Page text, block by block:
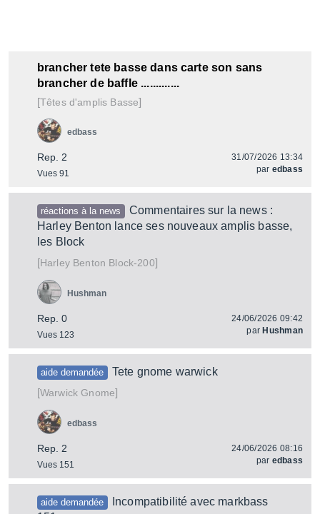
brancher tete basse dans carte son sans
brancher de baffle .............
[Têtes d'amplis Basse]
Rep. 2
Vues 91
edbass
31/07/2026 13:34
par edbass
réactions à la news
Commentaires sur la news :
Harley Benton lance ses nouveaux amplis basse,
les Block
[Harley Benton Block-200]
Rep. 0
Vues 123
Hushman
24/06/2026 09:42
par Hushman
aide demandée
Tete gnome warwick
[Warwick Gnome]
Rep. 2
Vues 151
edbass
24/06/2026 08:16
par edbass
aide demandée
Incompatibilité avec markbass